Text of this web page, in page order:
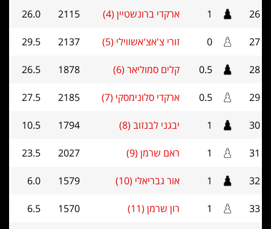
26
1 ארקדי ברונשטיין (4) 2115
26.0
27
0 זורי צ'אצ'אשווילי (5) 2137
29.5
28
0.5 קלים סמוליאר (6) 1878
26.5
29
0.5 ארקדי סלונימסקי (7) 2185
27.5
30
1 יבגני לבנזוב (8) 1794
10.5
31
1 ראם שרמן (9) 2027
23.5
32
1 אור גבריאלי (10) 1579
6.0
33
1 רון שרמן (11) 1570
6.5